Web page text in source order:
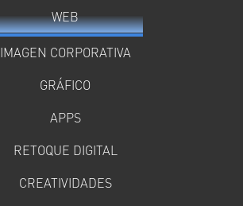
WEB
IMAGEN CORPORATIVA
GRÁFICO
APPS
RETOQUE DIGITAL
CREATIVIDADES